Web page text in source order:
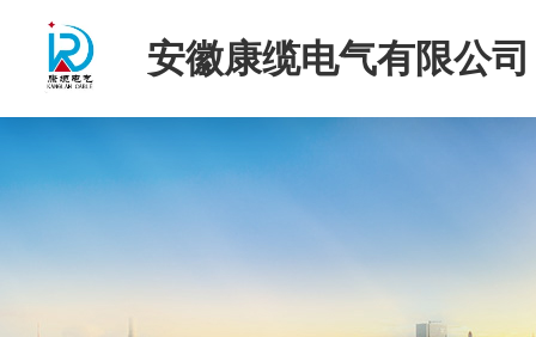
安徽康缆电气有限公司